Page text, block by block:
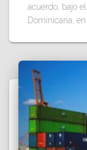
acuerdo, bajo
Dominicana, en